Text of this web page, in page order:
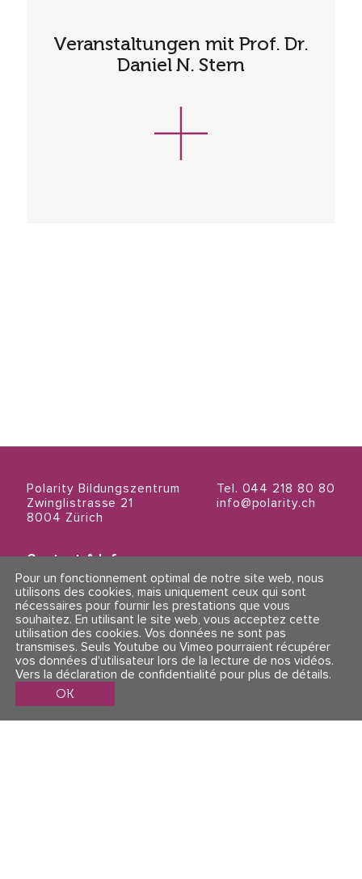
Veranstaltungen mit Prof. Dr.
Daniel N. Stern
Polarity Bildungszentrum
Zwinglistrasse 21
8004 Zürich
Tel. 044 218 80 80
info@polarity.ch
Contact & Info
Conditions générales
Mentions légales et politique de confidentialité
Suivez-nous
Pour un fonctionnement optimal de notre site web, nous
utilisons des cookies, mais uniquement ceux qui sont
nécessaires pour fournir les prestations que vous
souhaitez. En utilisant le site web, vous acceptez cette
utilisation des cookies. Vos données ne sont pas
transmises. Seuls Youtube ou Vimeo pourraient récupérer
vos données d'utilisateur lors de la lecture de nos vidéos.
Vers la déclaration de confidentialité pour plus de détails.
OK